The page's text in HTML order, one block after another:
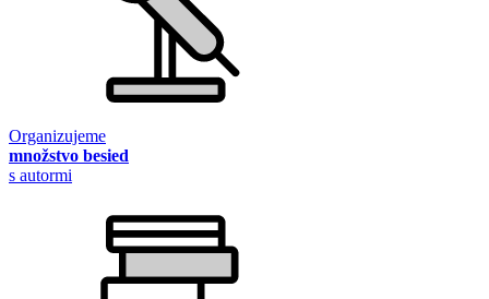
Organizujeme
množstvo besied
s autormi